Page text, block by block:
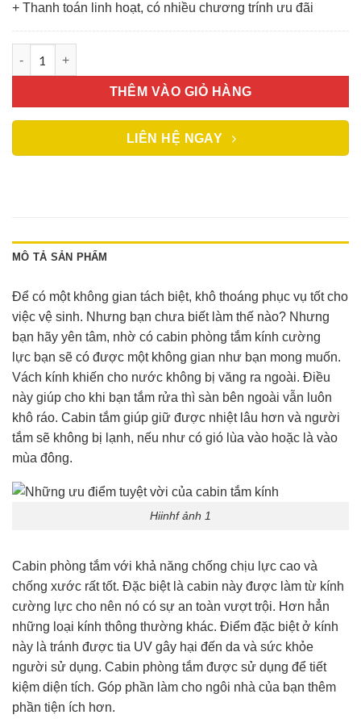
+ Thanh toán linh hoạt, có nhiều chương trính ưu đãi
THÊM VÀO GIỎ HÀNG
LIÊN HỆ NGAY
MÔ TẢ SẢN PHẨM
Để có một không gian tách biệt, khô thoáng phục vụ tốt cho
việc vệ sinh. Nhưng bạn chưa biết làm thế nào? Nhưng
bạn hãy yên tâm, nhờ có cabin phòng tắm kính cường
lực bạn sẽ có được một không gian như bạn mong muốn.
Vách kính khiến cho nước không bị văng ra ngoài. Điều
này giúp cho khi bạn tắm rửa thì sàn bên ngoài vẫn luôn
khô ráo. Cabin tắm giúp giữ được nhiệt lâu hơn và người
tắm sẽ không bị lạnh, nếu như có gió lùa vào hoặc là vào
mùa đông.
Hiinhf ảnh 1
Cabin phòng tắm với khả năng chống chịu lực cao và
chống xước rất tốt. Đặc biệt là cabin này được làm từ kính
cường lực cho nên nó có sự an toàn vượt trội. Hơn hẳn
những loại kính thông thường khác. Điểm đặc biệt ở kính
này là tránh được tia UV gây hại đến da và sức khỏe
người sử dụng. Cabin phòng tắm được sử dụng để tiết
kiệm diện tích. Góp phần làm cho ngôi nhà của bạn thêm
phần tiện ích hơn.